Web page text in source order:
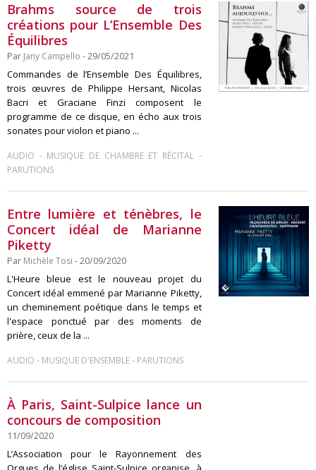
Brahms source de trois
créations pour L’Ensemble Des
Équilibres
Par Jany Campello - 29/05/2021
Commandes de l’Ensemble Des Équilibres,
trois œuvres de Philippe Hersant, Nicolas
Bacri et Graciane Finzi composent le
programme de ce disque, en écho aux trois
sonates pour violon et piano ...
AUDIO - MUSIQUE DE CHAMBRE ET RÉCITAL-
PARUTIONS
Entre lumière et ténèbres, le
Concert idéal de Marianne
Piketty
Par Michèle Tosi - 20/09/2020
L'Heure bleue est le nouveau projet du
Concert idéal emmené par Marianne Piketty,
un cheminement poétique dans le temps et
l'espace ponctué par des moments de
prière, ceux de la ...
AUDIO - MUSIQUE D'ENSEMBLE- PARUTIONS
À Paris, Saint-Sulpice lance un
concours de composition
11/09/2020
L’Association pour le Rayonnement des